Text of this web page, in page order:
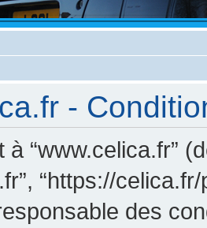
-
“www.celica.fr”
“https://
des